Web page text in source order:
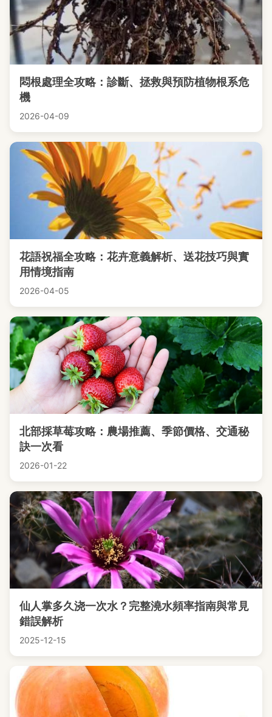
悶根處理全攻略：診斷、拯救與預防植物根系危
機
2026-04-09
花語祝福全攻略：花卉意義解析、送花技巧與實
用情境指南
2026-04-05
北部採草莓攻略：農場推薦、季節價格、交通秘
訣一次看
2026-01-22
仙人掌多久浇一次水？完整澆水頻率指南與常見
錯誤解析
2025-12-15